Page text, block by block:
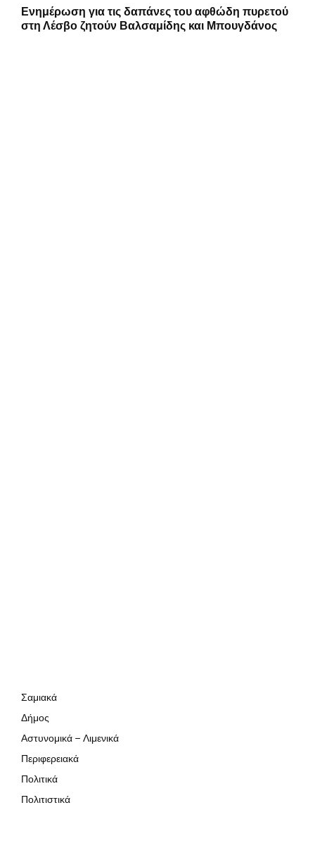
Ενημέρωση για τις δαπάνες του αφθώδη πυρετού
στη Λέσβο ζητούν Βαλσαμίδης και Μπουγδάνος
Σαμιακά
Δήμος
Αστυνομικά – Λιμενικά
Περιφερειακά
Πολιτικά
Πολιτιστικά